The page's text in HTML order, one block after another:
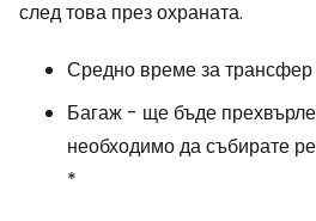
след това през охраната.
Средно време за
Багаж - ще бъде
необходимо да събирате
*